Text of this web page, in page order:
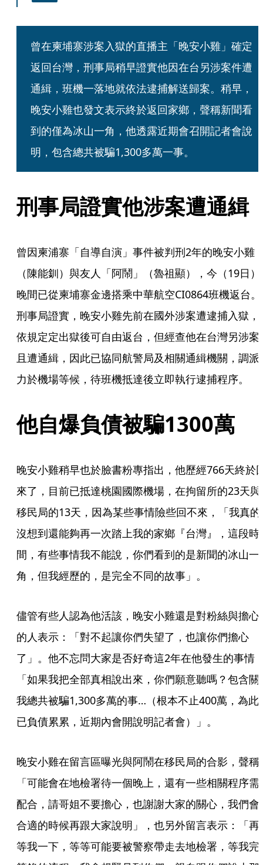
曾在柬埔寨涉案入獄的直播主「晚安小雞」確定
返回台灣，刑事局稍早證實他因在台另涉案件遭
通緝，班機一落地就依法逮捕解送歸案。稍早，
晚安小雞也發文表示終於返回家鄉，聲稱新聞看
到的僅為冰山一角，他透露近期會召開記者會說
明，包含總共被騙1,300多萬一事。
刑事局證實他涉案遭通緝
曾因柬浦寨「自導自演」事件被判刑2年的晚安小雞
（陳能釧）與友人「阿鬧」（魯祖顯），今（19日）
晚間已從柬埔寨金邊搭乘中華航空CI0864班機返台。
刑事局證實，晚安小雞先前在國外涉案遭逮捕入獄，
依規定定出獄後可自由返台，但經查他在台灣另涉案
且遭通緝，因此已協同航警局及相關通緝機關，調派
力於機場等候，待班機抵達後立即執行逮捕程序。
他自爆負債被騙1300萬
晚安小雞稍早也於臉書粉專指出，他歷經766天終於
來了，目前已抵達桃園國際機場，在拘留所的23天與
移民局的13天，因為某些事情險些回不來，「我真的
沒想到還能夠再一次踏上我的家鄉『台灣』，這段時
間，有些事情我不能說，你們看到的是新聞的冰山一
角，但我經歷的，是完全不同的故事」。
儘管有些人認為他活該，晚安小雞還是對粉絲與擔心
的人表示：「對不起讓你們失望了，也讓你們擔心
了」。他不忘問大家是否好奇這2年在他發生的事情
「如果我把全部真相說出來，你們願意聽嗎？包含關
我總共被騙1,300多萬的事…（根本不止400萬，為此
已負債累累，近期內會開說明記者會）」。
晚安小雞在留言區曝光與阿鬧在移民局的合影，聲稱
「可能會在地檢署待一個晚上，還有一些相關程序需
配合，請哥姐不要擔心，也謝謝大家的關心，我們會
合適的時候再跟大家說明」，也另外留言表示：「再
等我一下，等等可能要被警察帶走去地檢署，等我完